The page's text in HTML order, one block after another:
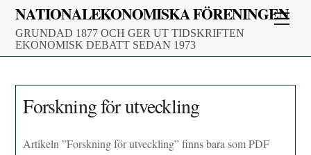
Skip
content
NATIONALEKONOMISKA FÖRENINGEN
GRUNDAD 1877 OCH GER UT TIDSKRIFTEN
EKONOMISK DEBATT SEDAN 1973
Forskning för utveckling
Artikeln ”Forskning för utveckling” finns bara som PDF